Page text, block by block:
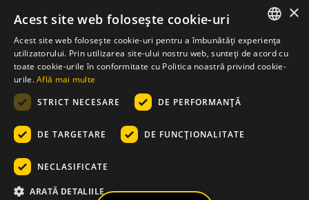
F
a
c
e
b
o
k
I
n
s
t
a
g
a
Y
o
u
t
b
W
h
a
t
a
p
☏ 0751 299 402
contact@atriaresort.ro
ROMANIAN
ENGLISH
×
Acest site web folosește cookie-uri
Acest site web folosește cookie-uri pentru a îmbunătăți experiența
utilizatorului. Prin utilizarea site-ului nostru web, sunteți de acord cu
toate cookie-urile în conformitate cu Politica noastră privind cookie-
urile.Află mai multe
STRICT NECESARE
DE PERFORMANȚĂ
DE TARGETARE DE FUNCŢIONALITATE
NECLASIFICATE
ARATĂ DETALIILE